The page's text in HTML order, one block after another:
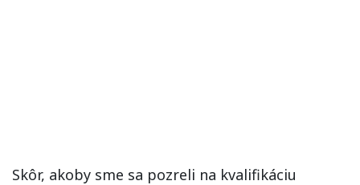
Skôr, akoby sme sa pozreli na kvalifikáciu